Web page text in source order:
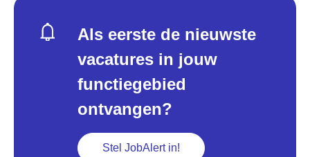
Als eerste de nieuwste
vacatures in jouw
functiegebied
ontvangen?
Stel JobAlert in!